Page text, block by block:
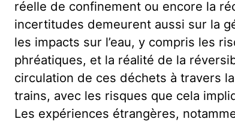
réelle de confinement ou encore la
incertitudes demeurent aussi sur la
les impacts sur l’eau, y compris les
phréatiques, et la réalité de la
circulation de ces déchets à travers
trains, avec les risques que cela
Les expériences étrangères,